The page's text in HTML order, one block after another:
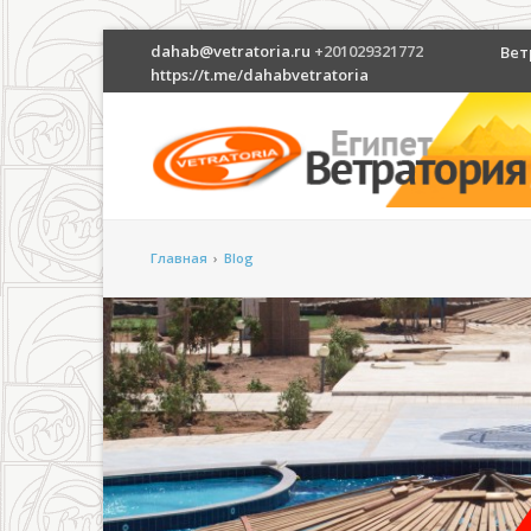
dahab@vetratoria.ru +201029321772
https://t.me/dahabvetratoria
Главная › Blog